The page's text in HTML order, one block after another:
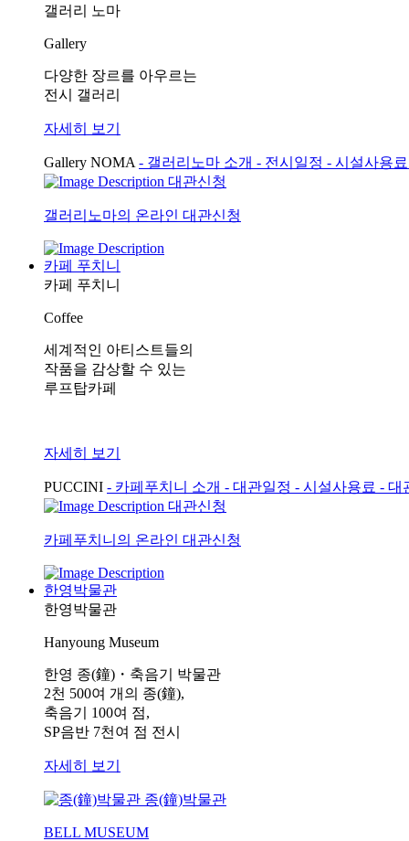
갤러리 노마
Gallery
다양한 장르를 아우르는
전시 갤러리
자세히 보기
Gallery NOMA - 갤러리노마 소개 - 전시일정 - 시설사용
대관신청
갤러리노마의 온라인 대관신청
카페 푸치니
카페 푸치니
Coffee
세계적인 아티스트들의
작품을 감상할 수 있는
루프탑카페
자세히 보기
PUCCINI - 카페푸치니 소개 - 대관일정 - 시설사용료 - 대
대관신청
카페푸치니의 온라인 대관신청
한영박물관
한영박물관
Hanyoung Museum
한영 종(鐘)・축음기 박물관
2천 500여 개의 종(鐘),
축음기 100여 점,
SP음반 7천여 점 전시
자세히 보기
종(鐘)박물관
BELL MUSEUM